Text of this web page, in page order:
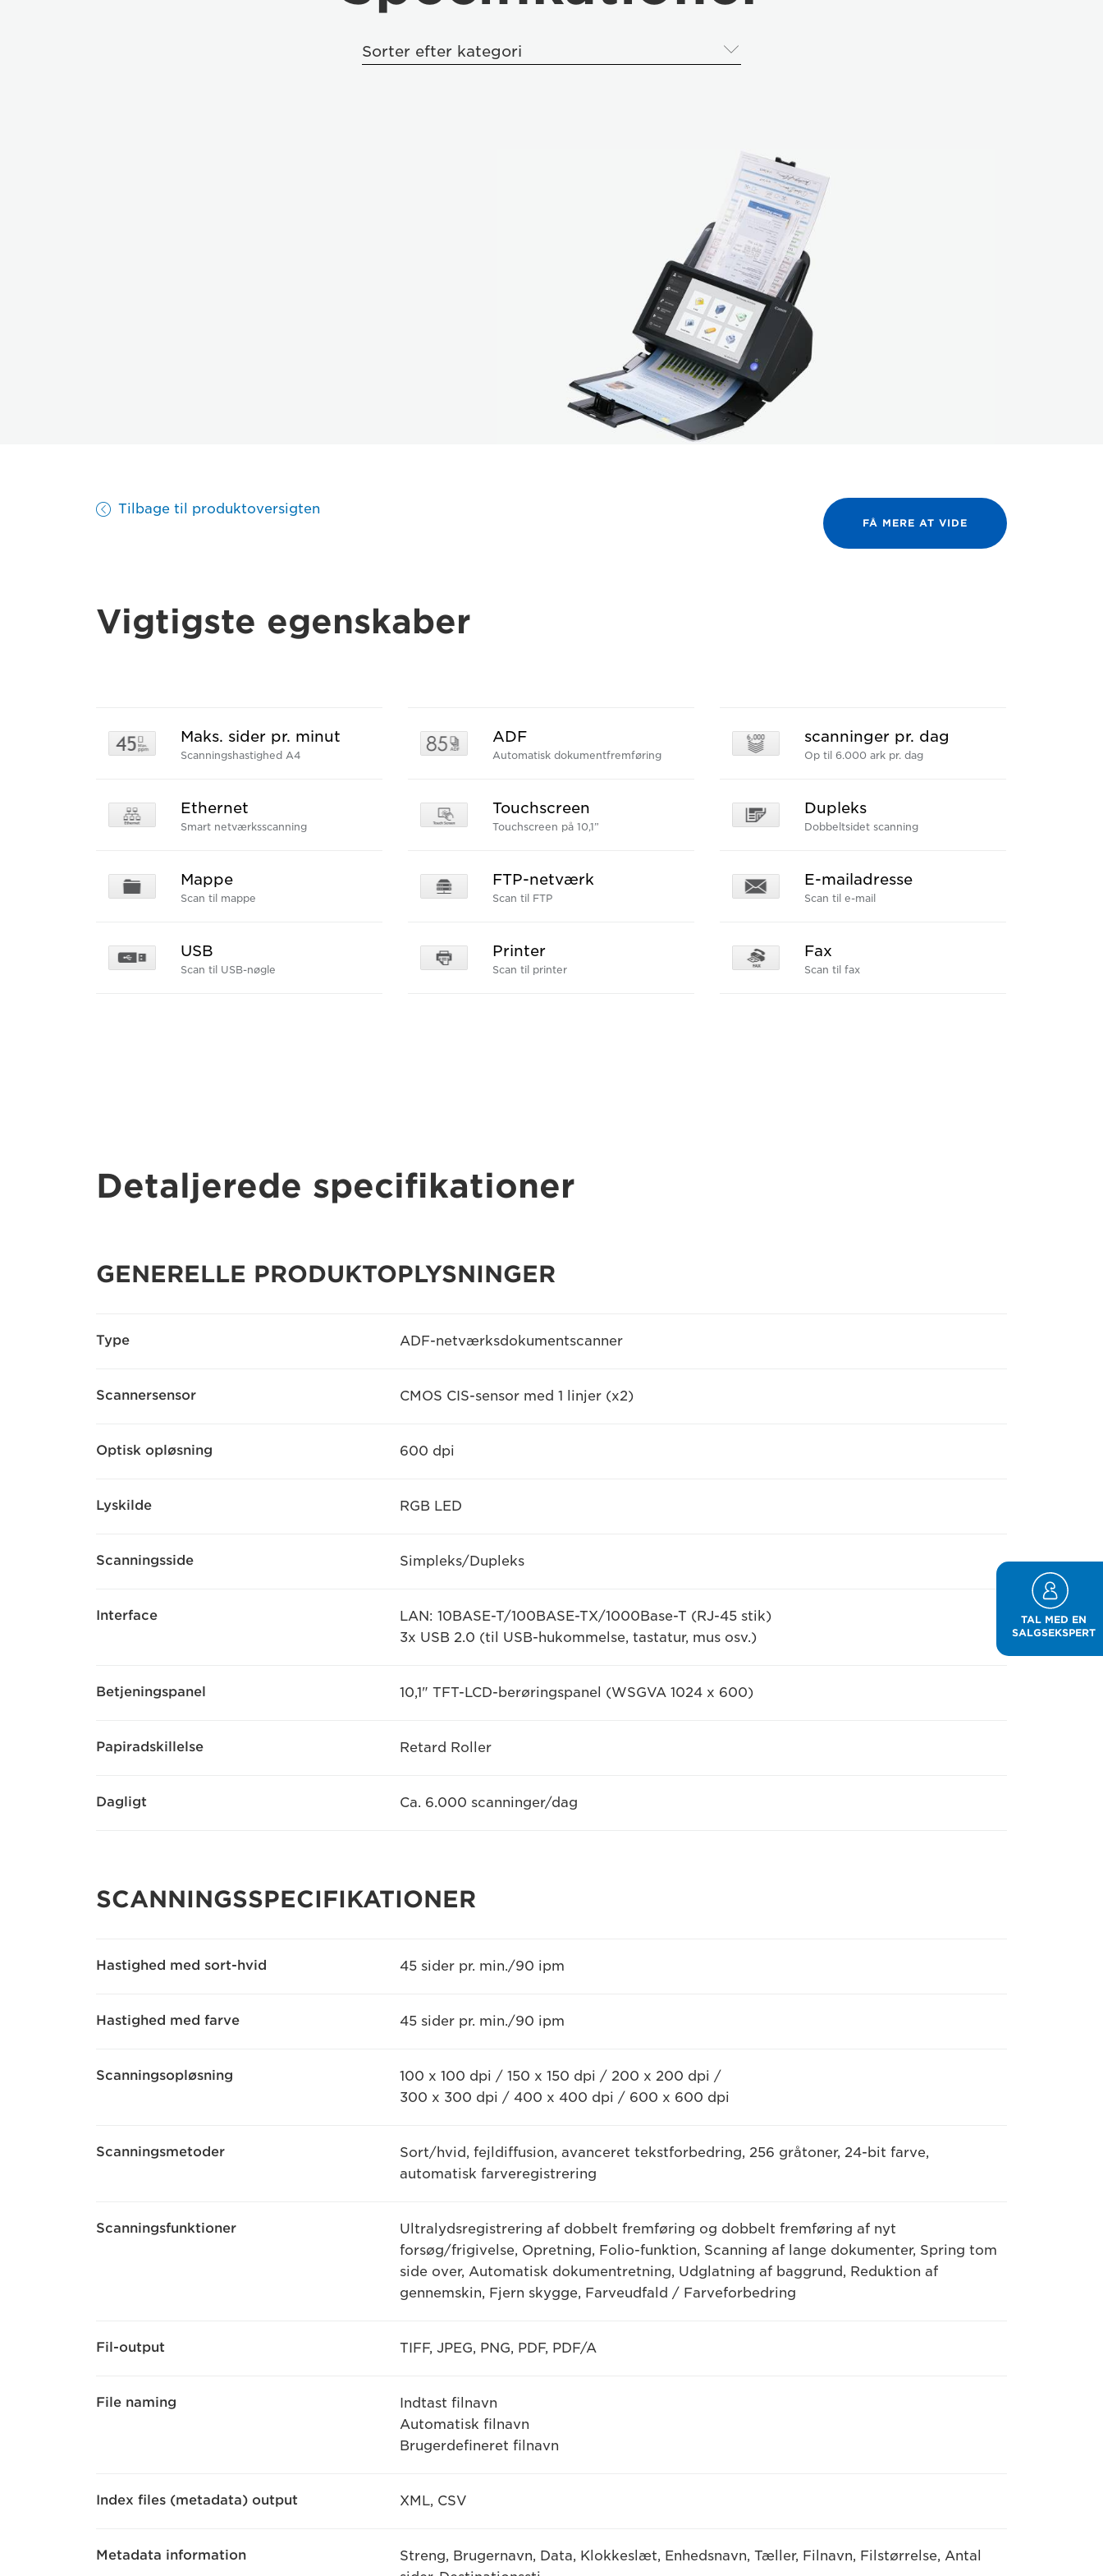
Sorter efter kategori
Tilbage til produktoversigten
FÅ MERE AT VIDE
Vigtigste egenskaber
Maks. sider pr. minut
Scanningshastighed A4
ADF
Automatisk dokumentfremføring
scanninger pr. dag
Op til 6.000 ark pr. dag
Ethernet
Smart netværksscanning
Touchscreen
Touchscreen på 10,1”
Dupleks
Dobbeltsidet scanning
Mappe
Scan til mappe
FTP-netværk
Scan til FTP
E-mailadresse
Scan til e-mail
USB
Scan til USB-nøgle
Printer
Scan til printer
Fax
Scan til fax
Detaljerede specifikationer
GENERELLE PRODUKTOPLYSNINGER
Type ADF-netværksdokumentscanner
Scannersensor CMOS CIS-sensor med 1 linjer (x2)
Optisk opløsning 600 dpi
Lyskilde RGB LED
Scanningsside Simpleks/Dupleks
Interface
LAN: 10BASE-T/100BASE-TX/1000Base-T (RJ-45 stik)
3x USB 2.0 (til USB-hukommelse, tastatur, mus osv.)
Betjeningspanel 10,1" TFT-LCD-berøringspanel (WSGVA 1024 x 600)
Papiradskillelse Retard Roller
Dagligt Ca. 6.000 scanninger/dag
SCANNINGSSPECIFIKATIONER
Hastighed med sort-hvid 45 sider pr. min./90 ipm
Hastighed med farve 45 sider pr. min./90 ipm
Scanningsopløsning
100 x 100 dpi / 150 x 150 dpi / 200 x 200 dpi /
300 x 300 dpi / 400 x 400 dpi / 600 x 600 dpi
Scanningsmetoder
Sort/hvid, fejldiffusion, avanceret tekstforbedring, 256 gråtoner, 24-bit farve,
automatisk farveregistrering
Scanningsfunktioner
Ultralydsregistrering af dobbelt fremføring og dobbelt fremføring af nyt
forsøg/frigivelse, Opretning, Folio-funktion, Scanning af lange dokumenter, Spring tom
side over, Automatisk dokumentretning, Udglatning af baggrund, Reduktion af
gennemskin, Fjern skygge, Farveudfald / Farveforbedring
Fil-output TIFF, JPEG, PNG, PDF, PDF/A
File naming
Indtast filnavn
Automatisk filnavn
Brugerdefineret filnavn
Index files (metadata) output XML, CSV
Metadata information
Streng, Brugernavn, Data, Klokkeslæt, Enhedsnavn, Tæller, Filnavn, Filstørrelse, Antal
TAL MED EN
SALGSEKSPERT